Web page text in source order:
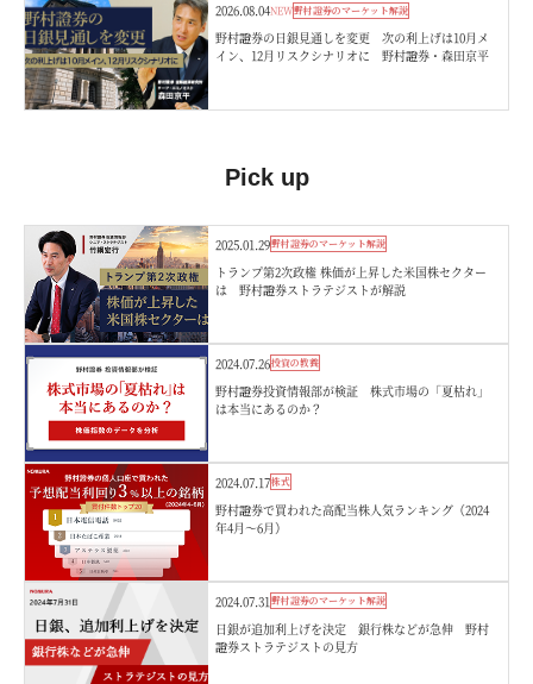
2026.08.04NEW野村證券のマーケット解説
野村證券の日銀見通しを変更 次の利上げは10月メ
イン、12月リスクシナリオに 野村證券・森田京平
Pick up
2025.01.29野村證券のマーケット解説
トランプ第2次政権 株価が上昇した米国株セクター
は 野村證券ストラテジストが解説
2024.07.26投資の教養
野村證券投資情報部が検証 株式市場の「夏枯れ」
は本当にあるのか？
2024.07.17株式
野村證券で買われた高配当株人気ランキング（2024
年4月～6月）
2024.07.31 野村證券のマーケット解説
日銀が追加利上げを決定 銀行株などが急伸 野村
證券ストラテジストの見方